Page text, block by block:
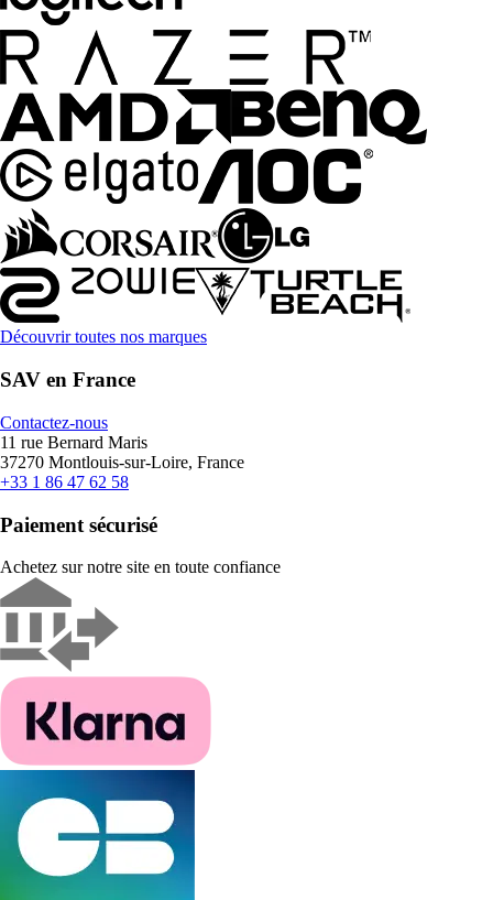
Découvrir toutes nos marques
SAV en France
Contactez-nous
11 rue Bernard Maris
37270 Montlouis-sur-Loire, France
+33 1 86 47 62 58
Paiement sécurisé
Achetez sur notre site en toute confiance